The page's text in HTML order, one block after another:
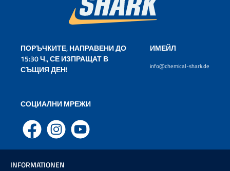
ПОРЪЧКИТЕ, НАПРАВЕНИ ДО
15:30 Ч., СЕ ИЗПРАЩАТ В
СЪЩИЯ ДЕН!
ИМЕЙЛ
info@chemical-shark.de
СОЦИАЛНИ МРЕЖИ
Facebook Instagram YouTube
INFORMATIONEN